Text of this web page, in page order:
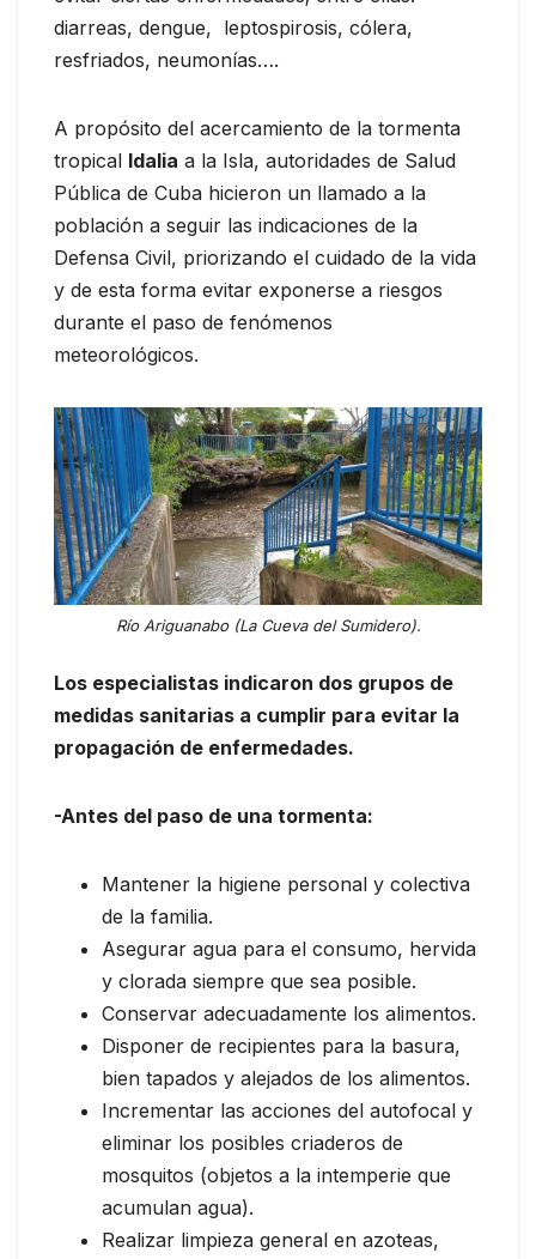
diarreas, dengue, leptospirosis, cólera,
resfriados, neumonías….
A propósito del acercamiento de la tormenta
tropical Idalia a la Isla, autoridades de Salud
Pública de Cuba hicieron un llamado a la
población a seguir las indicaciones de la
Defensa Civil, priorizando el cuidado de la vida
y de esta forma evitar exponerse a riesgos
durante el paso de fenómenos
meteorológicos.
Río Ariguanabo (La Cueva del Sumidero).
Los especialistas indicaron dos grupos de
medidas sanitarias a cumplir para evitar la
propagación de enfermedades.
-Antes del paso de una tormenta:
Mantener la higiene personal y colectiva
de la familia.
Asegurar agua para el consumo, hervida
y clorada siempre que sea posible.
Conservar adecuadamente los alimentos.
Disponer de recipientes para la basura,
bien tapados y alejados de los alimentos.
Incrementar las acciones del autofocal y
eliminar los posibles criaderos de
mosquitos (objetos a la intemperie que
acumulan agua).
Realizar limpieza general en azoteas,